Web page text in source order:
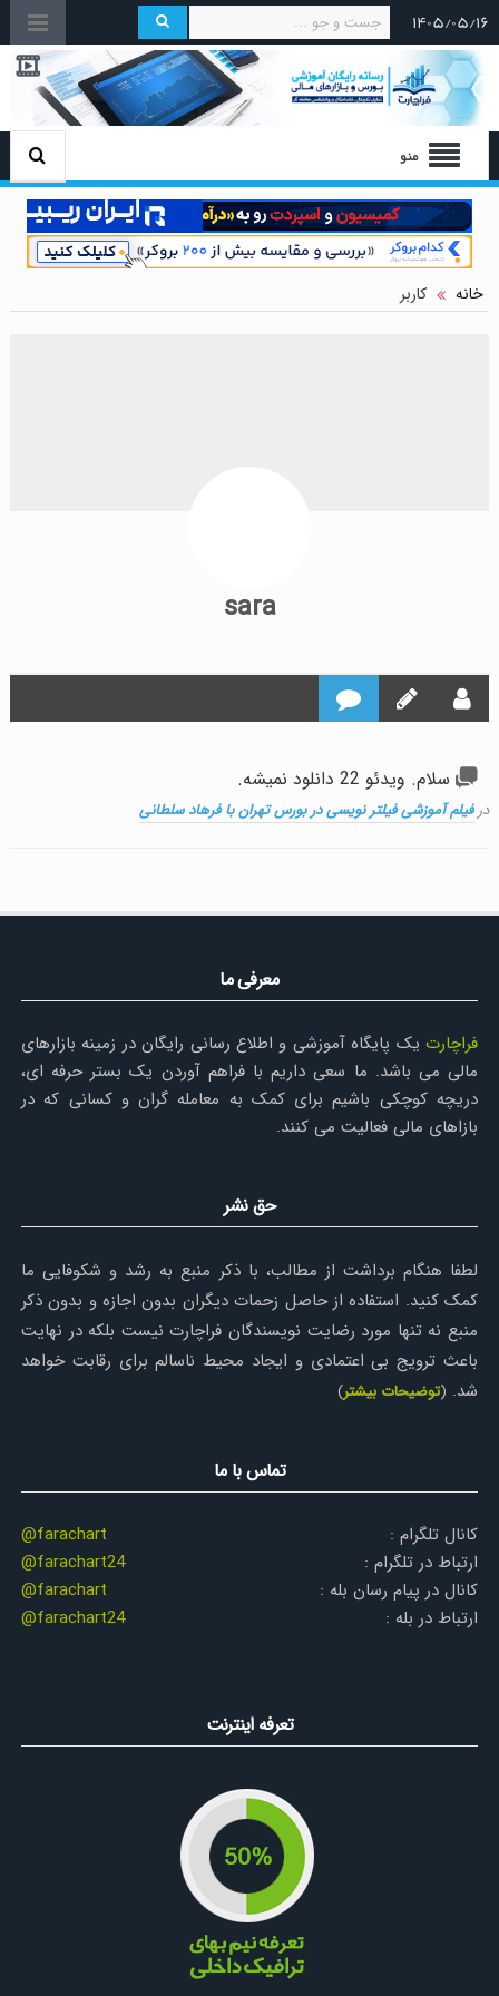
۱۴۰۵/۰۵/۱۶
منو
خانه کاربر
sara
سلام. ویدئو 22 دانلود نمیشه.
درفیلم آموزشی فیلتر نویسی در بورس تهران با فرهاد سلطانی
معرفی ما
فراچارتیک پایگاه آموزشی و اطلاع رسانی رایگان در زمینه بازارهای
مالی می باشد. ما سعی داریم با فراهم آوردن یک بستر حرفه ای،
دریچه کوچکی باشیم برای کمک به معامله گران و کسانی که در
بازاهای مالی فعالیت می کنند.
حق نشر
لطفا هنگام برداشت از مطالب، با ذکر منبع به رشد و شکوفایی ما
کمک کنید. استفاده از حاصل زحمات دیگران بدون اجازه و بدون ذکر
منبع نه تنها مورد رضایت نویسندگان فراچارت نیست بلکه در نهایت
باعث ترویج بی اعتمادی و ایجاد محیط ناسالم برای رقابت خواهد
شد. (توضیحات بیشتر)
تماس با ما
کانال تلگرام :
@farachart
ارتباط در تلگرام :
@farachart24
کانال در پیام رسان بله :
@farachart
ارتباط در بله :
@farachart24
تعرفه اینترنت